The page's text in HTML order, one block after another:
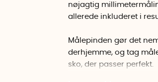
nøjagtig
allerede inkluderet i
Målepinden gør det
derhjemme, og tag
sko, der passer perfekt.